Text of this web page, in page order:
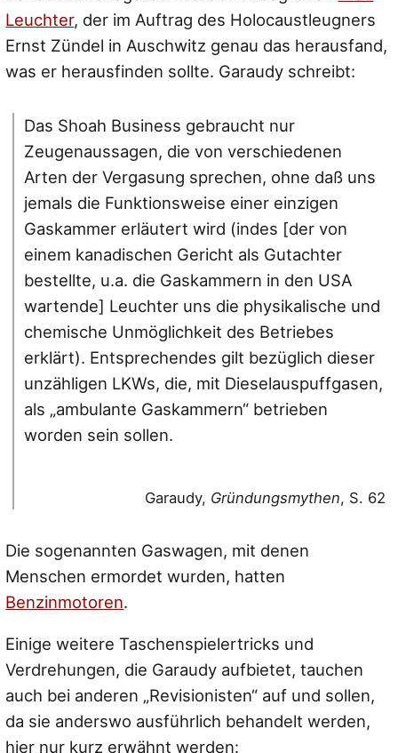
Leuchter, der im Auftrag des Holocaustleugners
Ernst Zündel in Auschwitz genau das herausfand,
was er herausfinden sollte. Garaudy schreibt:
Das Shoah Business gebraucht nur
Zeugenaussagen, die von verschiedenen
Arten der Vergasung sprechen, ohne daß uns
jemals die Funktionsweise einer einzigen
Gaskammer erläutert wird (indes [der von
einem kanadischen Gericht als Gutachter
bestellte, u.a. die Gaskammern in den USA
wartende] Leuchter uns die physikalische und
chemische Unmöglichkeit des Betriebes
erklärt). Entsprechendes gilt bezüglich dieser
unzähligen LKWs, die, mit Dieselauspuffgasen,
als „ambulante Gaskammern“ betrieben
worden sein sollen.
Garaudy, Gründungsmythen, S. 62
Die sogenannten Gaswagen, mit denen
Menschen ermordet wurden, hatten
Benzinmotoren.
Einige weitere Taschenspielertricks und
Verdrehungen, die Garaudy aufbietet, tauchen
auch bei anderen „Revisionisten“ auf und sollen,
da sie anderswo ausführlich behandelt werden,
hier nur kurz erwähnt werden: